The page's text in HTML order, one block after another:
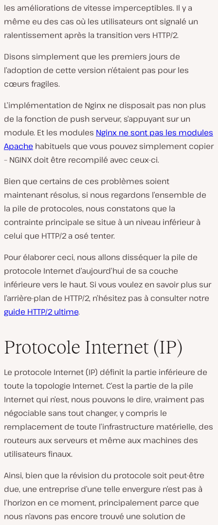
les améliorations de vitesse imperceptibles. Il y a
même eu des cas où les utilisateurs ont signalé un
ralentissement après la transition vers HTTP/2.
Disons simplement que les premiers jours de
l’adoption de cette version n’étaient pas pour les
cœurs fragiles.
L’implémentation de Nginx ne disposait pas non plus
de la fonction de push serveur, s’appuyant sur un
module. Et les modules Nginx ne sont pas les modules
Apache habituels que vous pouvez simplement copier
– NGINX doit être recompilé avec ceux-ci.
Bien que certains de ces problèmes soient
maintenant résolus, si nous regardons l’ensemble de
la pile de protocoles, nous constatons que la
contrainte principale se situe à un niveau inférieur à
celui que HTTP/2 a osé tenter.
Pour élaborer ceci, nous allons disséquer la pile de
protocole Internet d’aujourd’hui de sa couche
inférieure vers le haut. Si vous voulez en savoir plus sur
l’arrière-plan de HTTP/2, n’hésitez pas à consulter notre
guide HTTP/2 ultime.
Protocole Internet (IP)
Le protocole Internet (IP) définit la partie inférieure de
toute la topologie Internet. C’est la partie de la pile
Internet qui n’est, nous pouvons le dire, vraiment pas
négociable sans tout changer, y compris le
remplacement de toute l’infrastructure matérielle, des
routeurs aux serveurs et même aux machines des
utilisateurs finaux.
Ainsi, bien que la révision du protocole soit peut-être
due, une entreprise d’une telle envergure n’est pas à
l’horizon en ce moment, principalement parce que
nous n’avons pas encore trouvé une solution de